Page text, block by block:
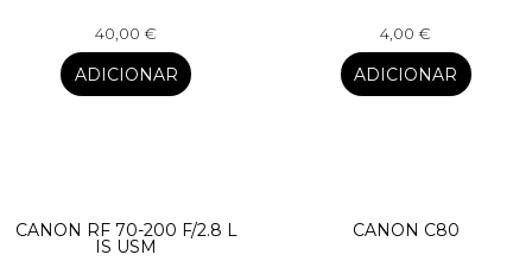
40,00€
ADICIONAR
4,00€
ADICIONAR
CANON RF 70-200 F/2.8 L
IS USM
CANON C80